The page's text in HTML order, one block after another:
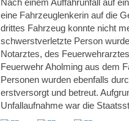
Nach einem Auffahrunfall auf
eine Fahrzeuglenkerin auf die
drittes Fahrzeug konnte nicht
schwerstverletzte Person
Notarztes, des
Feuerwehr Aholming aus dem
Personen wurden ebenfalls
erstversorgt und betreut.
Unfallaufnahme war die